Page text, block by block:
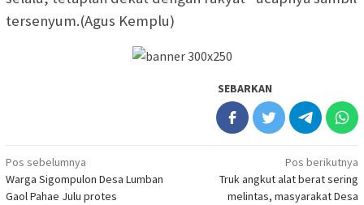
tersenyum.(Agus Kemplu)
SEBARKAN
Navigasi
pos
Pos sebelumnya
Warga Sigompulon Desa Lumban
Gaol Pahae Julu protes
Pos berikutnya
Truk angkut alat berat sering
melintas, masyarakat Desa